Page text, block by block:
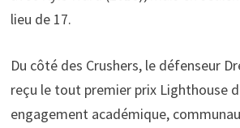
lieu de 17.
Du côté des Crushers, le défenseur
reçu le tout premier prix Lighthouse
engagement académique,